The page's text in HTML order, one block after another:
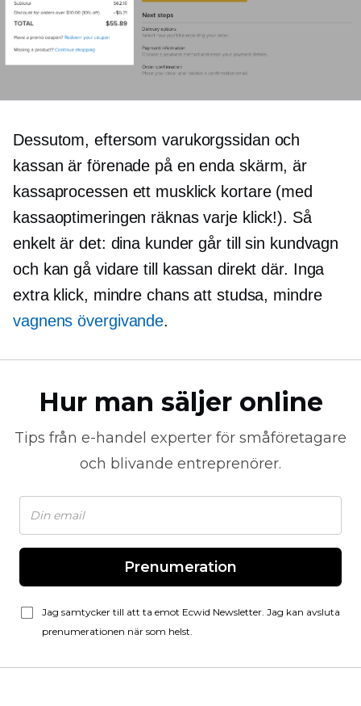
Dessutom, eftersom varukorgssidan och
kassan är förenade på en enda skärm, är
kassaprocessen ett musklick kortare (med
kassaoptimeringen räknas varje klick!). Så
enkelt är det: dina kunder går till sin kundvagn
och kan gå vidare till kassan direkt där. Inga
extra klick, mindre chans att studsa, mindre
vagnens övergivande.
Hur man säljer online
Tips från e-handel experter för småföretagare
och blivande entreprenörer.
Prenumeration
Jag samtycker till att ta emot Ecwid Newsletter. Jag kan avsluta
prenumerationen när som helst.